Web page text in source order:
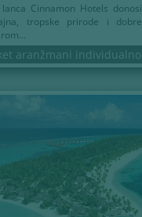
Cinnamon Hotels donosi
tropske prirode i dobre
aranžmani individualno